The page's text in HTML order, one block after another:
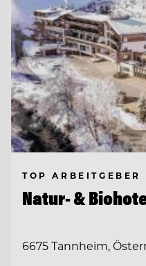
TOP ARBEITGEBER
Natur- &
6675 Tannheim,